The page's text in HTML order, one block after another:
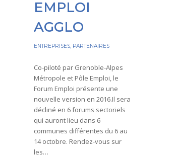
EMPLOI
AGGLO
ENTREPRISES, PARTENAIRES
Co-piloté par Grenoble-Alpes
Métropole et Pôle Emploi, le
Forum Emploi présente une
nouvelle version en 2016.Il sera
décliné en 6 forums sectoriels
qui auront lieu dans 6
communes différentes du 6 au
14 octobre. Rendez-vous sur
les…